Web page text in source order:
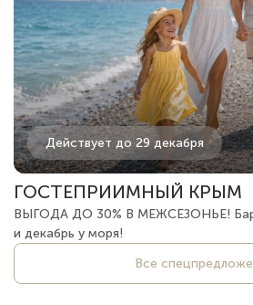
Действует до 29 декабря
ГОСТЕПРИИМНЫЙ КРЫМ
ВЫГОДА ДО 30% В МЕЖСЕЗОНЬЕ!
и декабрь у моря!
Все